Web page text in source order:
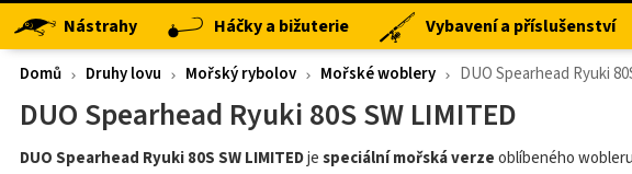
Nástrahy Háčky a bižuterie Vybavení a příslušenství
Domů Druhy lovu Mořský rybolov Mořské woblery DUO Spearhead Ryuki
DUO Spearhead Ryuki 80S SW LIMITED
DUO Spearhead Ryuki 80S SW LIMITEDjespeciální mořská verzeoblíbeného